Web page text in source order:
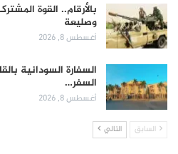
بالأرقام.. القوة
وصليعة
أغسطس 8, 2026
السفارة السودانية
السفر…
أغسطس 8, 2026
السابق التالي